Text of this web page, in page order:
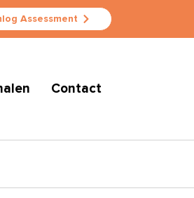
Assessment
Contact